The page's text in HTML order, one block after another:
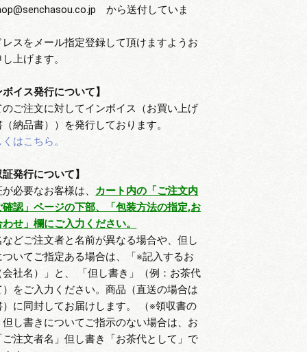
から送付していま
レスをメール指定登録して頂けますようお
上げます。
イス発行について】
のご注文に対してインボイス（お買い上げ
納品書））を発行しております。
はこちら。
発行について】
必要なお客様は、 カート内の「ご注文内
確認」ページの下部、「包装方法の指定,お
せ」欄にご入力ください。
などご注文者と名前が異なる場合や、但し
ついてご指定ある場合は、「※記入するお
会社名）」と、 「但し書き」（例：お茶代
）をご入力ください。商品（直送の場合は
）に同封してお届けします。 （※領収書の
但し書きについてご指示のない場合は、お
ご注文者名」但し書き「お茶代として」で